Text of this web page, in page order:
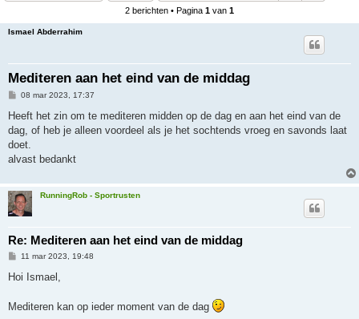
2 berichten • Pagina 1 van 1
Ismael Abderrahim
Mediteren aan het eind van de middag
B
r
c
h
08 mar 2023, 17:37
Heeft het zin om te mediteren midden op de dag en aan het eind van de
dag, of heb je alleen voordeel als je het sochtends vroeg en savonds laat
doet.
alvast bedankt
RunningRob - Sportrusten
Re: Mediteren aan het eind van de middag
B
r
h
t
11 mar 2023, 19:48
Hoi Ismael,
Mediteren kan op ieder moment van de dag